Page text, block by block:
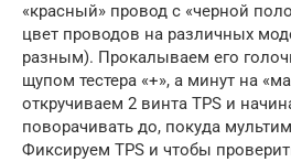
«красный» провод с «черной
цвет проводов на различных
разным). Прокалываем его
щупом тестера «+», а минут на
откручиваем 2 винта TPS и
поворачивать до, покуда
Фиксируем TPS и чтобы